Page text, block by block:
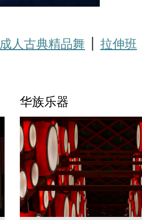
成人古典精品舞 拉伸班
华族乐器